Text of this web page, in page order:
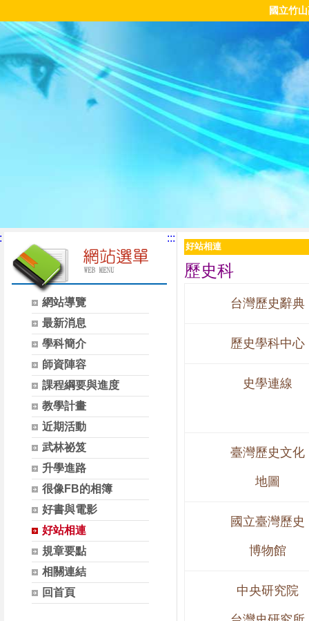
國立竹
網站導覽
最新消息
學科簡介
師資陣容
課程綱要與進度
教學計畫
近期活動
武林祕笈
升學進路
很像FB的相簿
好書與電影
好站相連
規章要點
相關連結
回首頁
:::
好站相連
歷史科
台灣歷史辭典
歷史學科中心
史學連線
臺灣歷史文化
地圖
國立臺灣歷史
博物館
中央研究院